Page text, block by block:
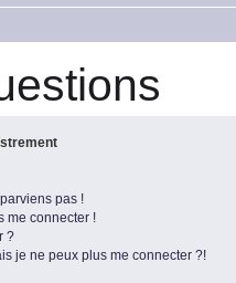
pas !
me connecter !
?
je ne peux plus me connecter ?!